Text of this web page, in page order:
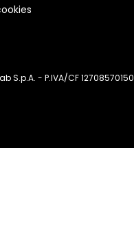
S.p.A. - P.IVA/CF 12708570150